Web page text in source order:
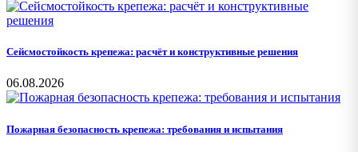
Сейсмостойкость крепежа: расчёт и конструктивные решения
06.08.2026
Пожарная безопасность крепежа: требования и испытания